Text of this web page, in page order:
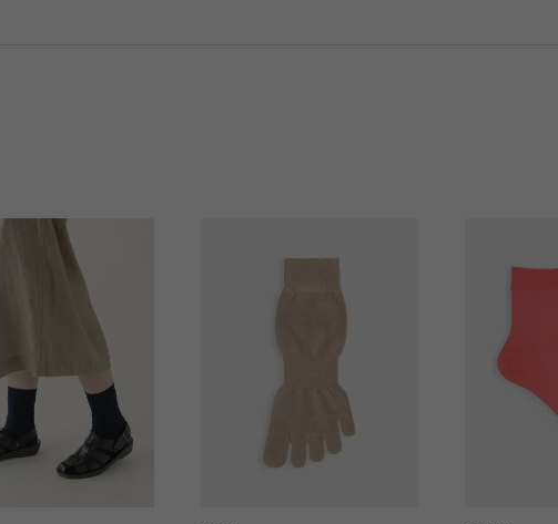
※サイズ:23〜24cm
※裏糸(伸縮糸)が入っていないため通常よりも伸縮性が
少なく、置き寸(置いた状態の寸法)が大きく感じられま